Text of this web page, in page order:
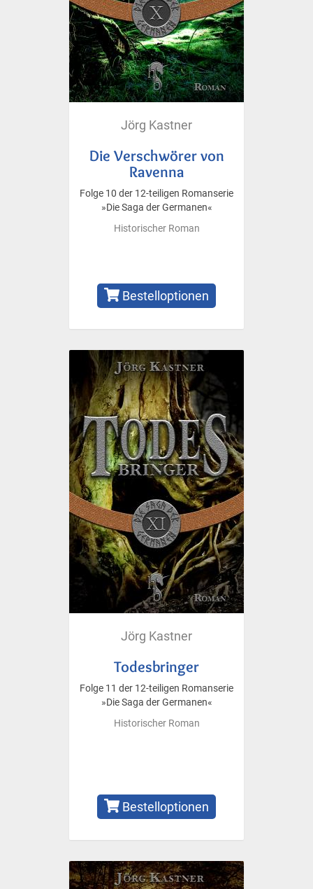
Jörg Kastner
Die Verschwörer von
Ravenna
Folge 10 der 12-teiligen Romanserie
»Die Saga der Germanen«
Historischer Roman
Bestelloptionen
Jörg Kastner
Todesbringer
Folge 11 der 12-teiligen Romanserie
»Die Saga der Germanen«
Historischer Roman
Bestelloptionen